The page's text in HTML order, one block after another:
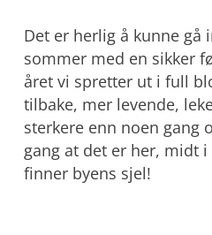
Det er herlig å kunne gå
sommer med en sikker
året vi spretter ut i full
tilbake, mer levende,
sterkere enn noen gang
gang at det er her, midt
finner byens sjel!